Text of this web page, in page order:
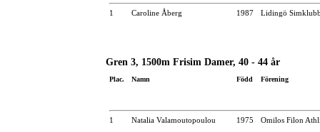
1 Caroline Åberg 1987 Lidingö
Gren 3, 1500m Frisim Damer, 40 - 44 år
Plac. Namn Född Förening
1 Natalia Valamoutopoulou 1975 Omilos Filon